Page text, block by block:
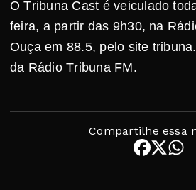
O Tribuna Cast é veiculado
feira, a partir das 9h30, na
Ouça em 88.5, pelo site
da Rádio Tribuna FM.
Compartilhe essa